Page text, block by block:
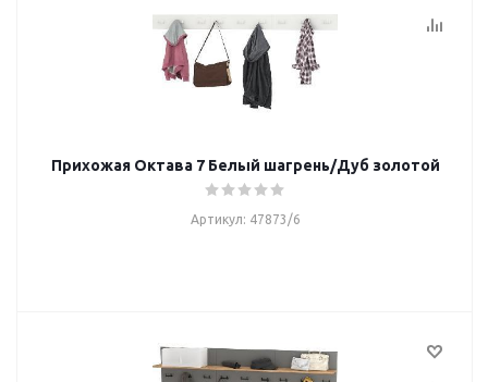
Прихожая Октава 7 Белый шагрень/Дуб золотой
Артикул: 47873/6